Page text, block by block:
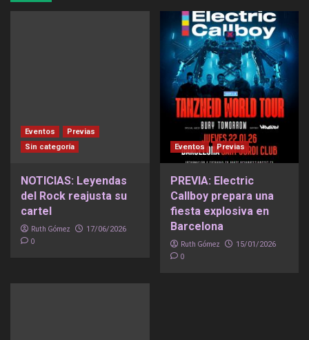
Eventos
Previas
Sin categoría
NOTICIAS: Leyendas
del Rock reajusta su
cartel
Ruth Gómez 17/06/2026
0
Eventos Previas
PREVIA: Electric
Callboy prepara una
fiesta explosiva en
Barcelona
Ruth Gómez 15/01/2026
0